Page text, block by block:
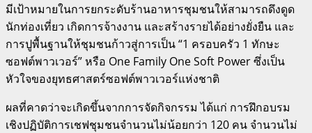
มีเป้าหมายในการยกระดับร้านอาหารชุมชนให้สามารถดึงดูด
นักท่องเที่ยว เกิดการจ้างงาน และสร้างรายได้อย่างยั่งยืน และ
การปูพื้นฐานให้ชุมชนก้าวสู่การเป็น “1 ครอบครัว 1 ทักษะ
ซอฟต์พาวเวอร์” หรือ One Family One Soft Power ซึ่งเป็น
หัวใจของยุทธศาสตร์ซอฟต์พาวเวอร์แห่งชาติ
ผลที่คาดว่าจะเกิดขึ้นจากการจัดกิจกรรม ได้แก่ การฝึกอบรม
เชิงปฏิบัติการเชฟชุมชนจำนวนไม่น้อยกว่า 120 คน จำนวนไม่